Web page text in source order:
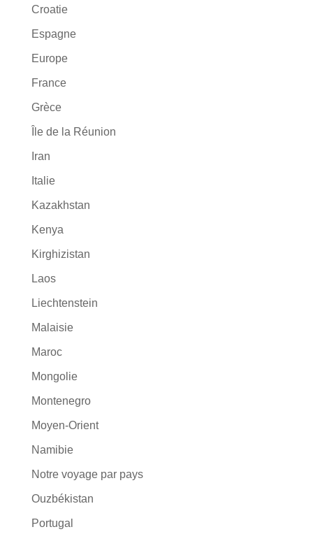
Croatie
Espagne
Europe
France
Grèce
Île de la Réunion
Iran
Italie
Kazakhstan
Kenya
Kirghizistan
Laos
Liechtenstein
Malaisie
Maroc
Mongolie
Montenegro
Moyen-Orient
Namibie
Notre voyage par pays
Ouzbékistan
Portugal